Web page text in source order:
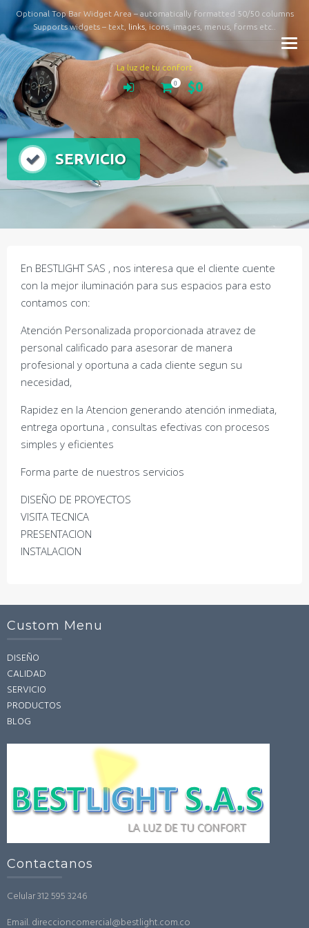
Optional Top Bar Widget Area – automatically formatted 50/50 columns
Supports widgets – text, links , icons, images, menus, forms etc..
La luz de tu confort
0 $0
SERVICIO
En BESTLIGHT SAS , nos interesa que el cliente cuente
con la mejor iluminación para sus espacios para esto
contamos con:
Atención Personalizada proporcionada atravez de
personal calificado para asesorar de manera
profesional y oportuna a cada cliente segun su
necesidad,
Rapidez en la Atencion generando atención inmediata,
entrega oportuna , consultas efectivas con procesos
simples y eficientes
Forma parte de nuestros servicios
DISEÑO DE PROYECTOS
VISITA TECNICA
PRESENTACION
INSTALACION
Custom Menu
DISEÑO
CALIDAD
SERVICIO
PRODUCTOS
BLOG
Contactanos
Celular 312 595 3246
Email. direccioncomercial@bestlight.com.co